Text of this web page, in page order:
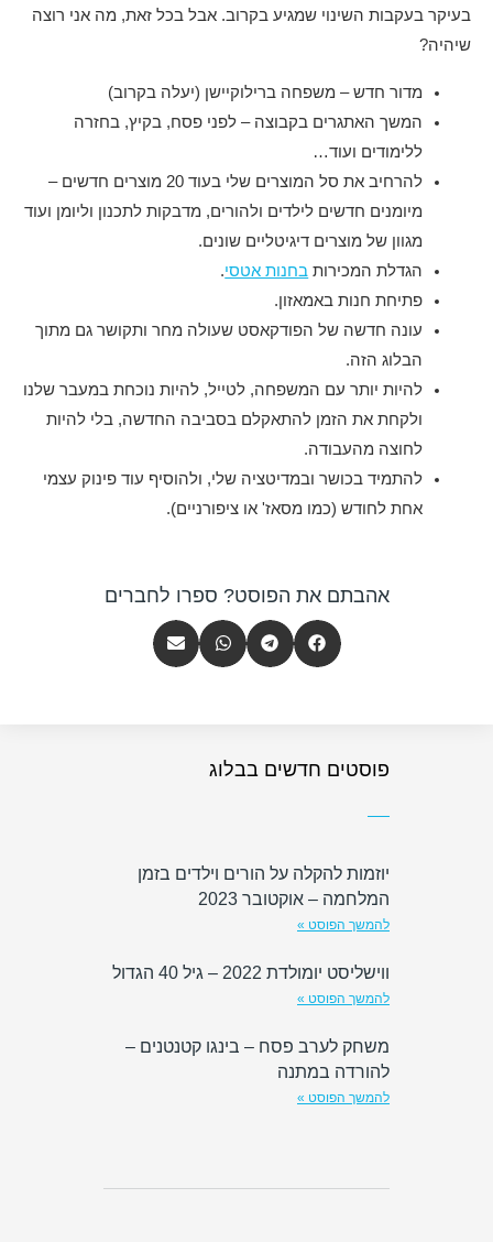
בעיקר בעקבות השינוי שמגיע בקרוב. אבל בכל זאת, מה אני רוצה
שיהיה?
מדור חדש – משפחה ברילוקיישן (יעלה בקרוב)
המשך האתגרים בקבוצה – לפני פסח, בקיץ, בחזרה
ללימודים ועוד…
להרחיב את סל המוצרים שלי בעוד 20 מוצרים חדשים –
מיומנים חדשים לילדים ולהורים, מדבקות לתכנון וליומן ועוד
מגוון של מוצרים דיגיטליים שונים.
הגדלת המכירות בחנות אטסי.
פתיחת חנות באמאזון.
עונה חדשה של הפודקאסט שעולה מחר ותקושר גם מתוך
הבלוג הזה.
להיות יותר עם המשפחה, לטייל, להיות נוכחת במעבר שלנו
ולקחת את הזמן להתאקלם בסביבה החדשה, בלי להיות
לחוצה מהעבודה.
להתמיד בכושר ובמדיטציה שלי, ולהוסיף עוד פינוק עצמי
אחת לחודש (כמו מסאז' או ציפורניים).
אהבתם את הפוסט? ספרו לחברים
פוסטים חדשים בבלוג
יוזמות להקלה על הורים וילדים בזמן
המלחמה – אוקטובר 2023
להמשך הפוסט »
ווישליסט יומולדת 2022 – גיל 40 הגדול
להמשך הפוסט »
משחק לערב פסח – בינגו קטנטנים –
להורדה במתנה
להמשך הפוסט »